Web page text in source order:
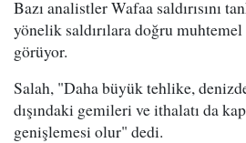
Bazı analistler Wafaa saldırısını
yönelik saldırılara doğru
görüyor.
Salah, "Daha büyük tehlike,
dışındaki gemileri ve ithalatı da
genişlemesi olur" dedi.